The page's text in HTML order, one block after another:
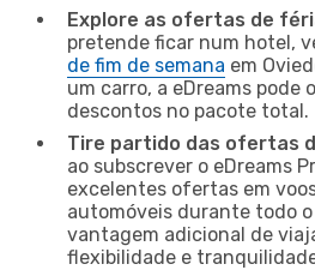
Explore as ofertas de
pretende ficar num hotel,
de fim de semana em
um carro, a eDreams
descontos no pacote total.
Tire partido das ofertas
ao subscrever o eDreams
excelentes ofertas em
automóveis durante todo o
vantagem adicional de
flexibilidade e